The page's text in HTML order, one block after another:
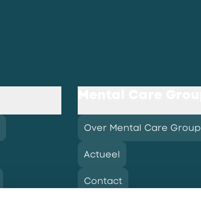
Over Mental Care Group
Actueel
Contact